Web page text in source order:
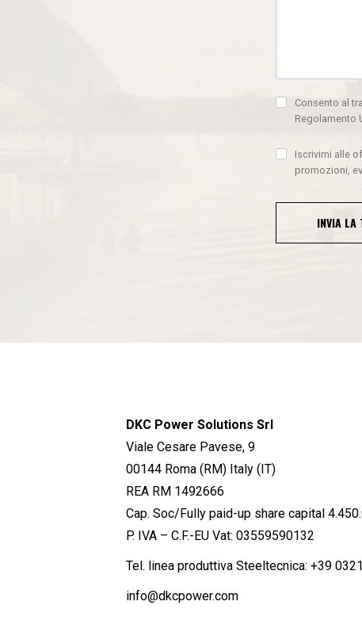
Consento al
Regolamento
Iscrivimi alle
promozioni,
INVIA LA
DKC Power Solutions Srl
Viale Cesare Pavese, 9
00144 Roma (RM) Italy (IT)
REA RM 1492666
Cap. Soc/Fully paid-up share capital
P. IVA – C.F.-EU Vat: 03559590132
Tel. linea produttiva Steeltecnica: +39
info@dkcpower.com